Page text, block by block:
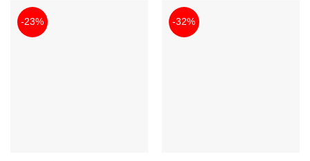
-23% -32%